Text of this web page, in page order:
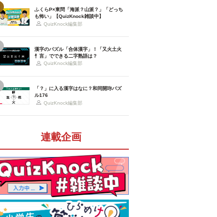
ふくらP×東問「海派？山派？」「どっち
も怖い」【QuizKnock雑談中】
QuizKnock編集部
漢字のパズル「合体漢字」！「又火土火
忄言」でできる二字熟語は？
QuizKnock編集部
「？」に入る漢字はなに？和同開珎パズ
ル176
QuizKnock編集部
連載企画